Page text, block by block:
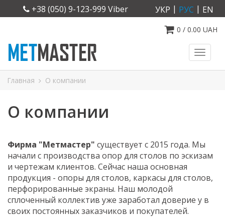
+38 (050) 9-123-999 Viber УКР | РУС | EN
0 / 0.00 UAH
Главная О компании
О компании
Фирма "Метмастер" существует с 2015 года. Мы
начали с производства опор для столов по эскизам
и чертежам клиентов. Сейчас наша основная
продукция - опоры для столов, каркасы для столов,
перфорированные экраны. Наш молодой
сплоченный коллектив уже заработал доверие у в
своих постоянных заказчиков и покупателей.